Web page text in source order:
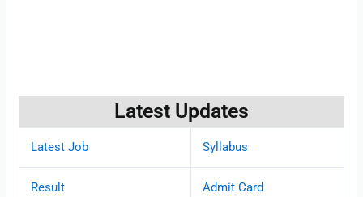
Latest Updates
Latest Job Syllabus
Result Admit Card